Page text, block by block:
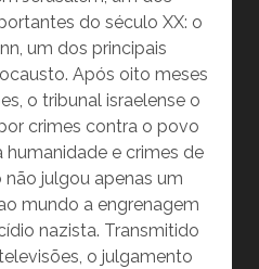
do século XX: o
um dos principais
Após oito meses
o tribunal israelense o
crimes contra o povo
humanidade e crimes de
não julgou apenas um
mundo a engrenagem
nazista. Transmitido
o julgamento